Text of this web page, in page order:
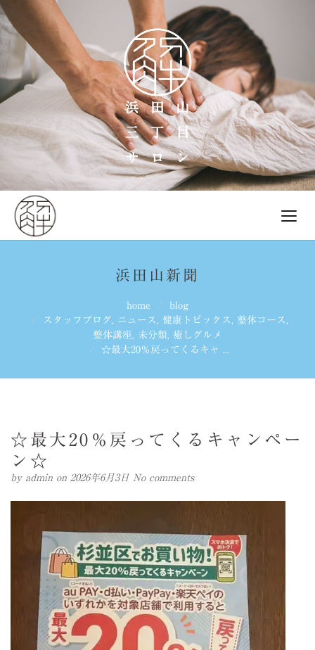
浜田山新聞
home
blog
スタッフブログ, ニュース , 健康トピックス , 整体コース ,
整体講座, 未分類, 癒しグルメ
☆最大20％戻ってくるキャ ...
☆最大20％戻ってくるキャンペー
ン☆
by admin on 2026年6月3日 No comments